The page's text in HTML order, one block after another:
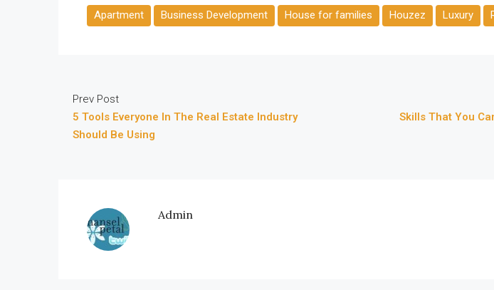
Apartment Business Development House for families Houzez Luxury
Prev Post
5 Tools Everyone In The Real Estate Industry
Should Be Using
Skills That You
Admin